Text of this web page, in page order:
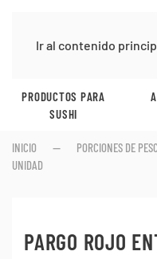
Ir al contenido
APERITIVOS
INICIO PORCIONES DE
UNIDAD
PARGO ROJO